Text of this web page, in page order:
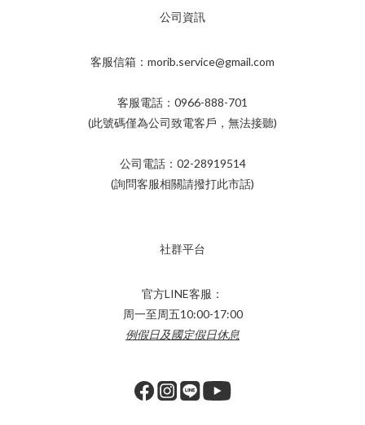
公司資訊
客服信箱：morib.service@gmail.com
客服電話：0966-888-701
(此號碼僅為公司致電客戶，無法接聽)
公司電話：02-28919514
(詢問客服相關請撥打此市話)
社群平台
官方LINE客服：
周一至周五10:00-17:00
例假日及國定假日休息